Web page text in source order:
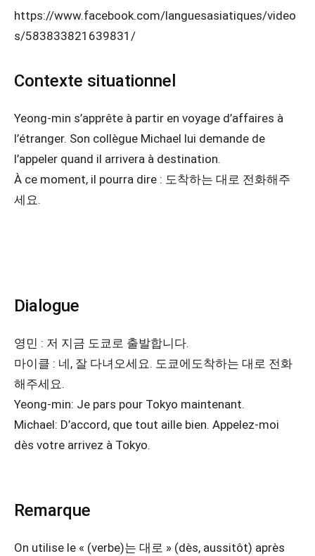
https://www.facebook.com/languesasiatiques/video
s/583833821639831/
Contexte situationnel
Yeong-min s’apprête à partir en voyage d’affaires à
l’étranger. Son collègue Michael lui demande de
l’appeler quand il arrivera à destination.
À ce moment, il pourra dire : 도착하는 대로 전화해주
세요.
Dialogue
영민 : 저 지금 도쿄로 출발합니다.
마이클 : 네, 잘 다녀오세요. 도쿄에도착하는 대로 전화
해주세요.
Yeong-min: Je pars pour Tokyo maintenant.
Michael: D’accord, que tout aille bien. Appelez-moi
dès votre arrivez à Tokyo.
Remarque
On utilise le « (verbe)는 대로 » (dès, aussitôt) après